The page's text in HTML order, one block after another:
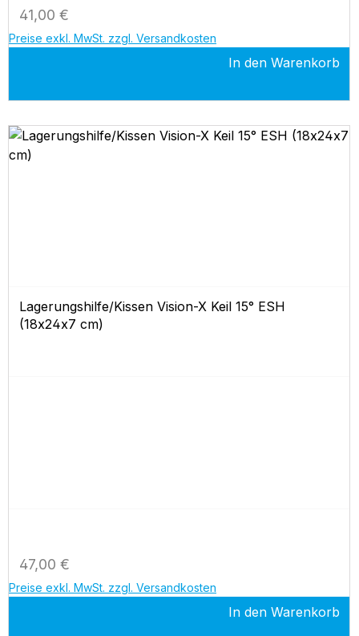
Regulärer Preis:
41,00 €
Preise exkl. MwSt. zzgl. Versandkosten
In den Warenkorb
Lagerungshilfe/Kissen Vision-X Keil 15° ESH
(18x24x7 cm)
Regulärer Preis:
47,00 €
Preise exkl. MwSt. zzgl. Versandkosten
In den Warenkorb